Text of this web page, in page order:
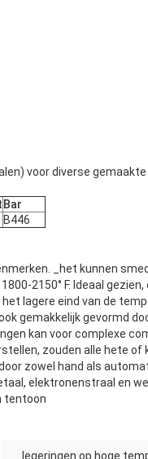
voor diverse
Bar
B446
_het kunnen
2150° F. Ideaal
lagere eind van de
gemakkelijk gevormd
kan voor complexe
zouden alle hete of
zowel hand als
elektronenstraal en
tentoon
legeringen op hoge